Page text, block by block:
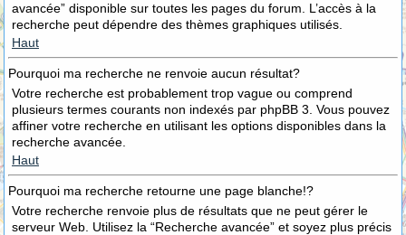
avancée” disponible sur toutes les pages du forum. L’accès à la
recherche peut dépendre des thèmes graphiques utilisés.
Haut
Pourquoi ma recherche ne renvoie aucun résultat?
Votre recherche est probablement trop vague ou comprend
plusieurs termes courants non indexés par phpBB 3. Vous pouvez
affiner votre recherche en utilisant les options disponibles dans la
recherche avancée.
Haut
Pourquoi ma recherche retourne une page blanche!?
Votre recherche renvoie plus de résultats que ne peut gérer le
serveur Web. Utilisez la “Recherche avancée” et soyez plus précis